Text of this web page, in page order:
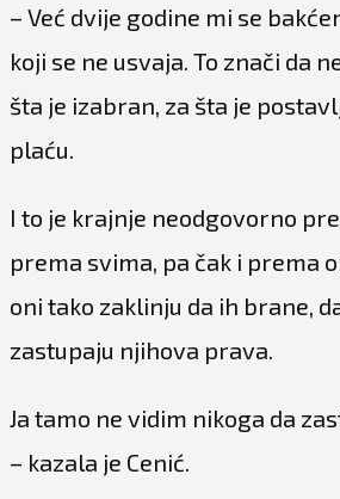
– Već dvije godine mi se
koji se ne usvaja. To znači da
šta je izabran, za šta je
plaću.
I to je krajnje neodgovorno
prema svima, pa čak i prema
oni tako zaklinju da ih brane,
zastupaju njihova prava.
Ja tamo ne vidim nikoga da
– kazala je Cenić.